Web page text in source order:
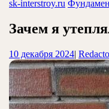
sk-interstroy.ru
Зачем я
10 декабря 202410
декабря
2024
|